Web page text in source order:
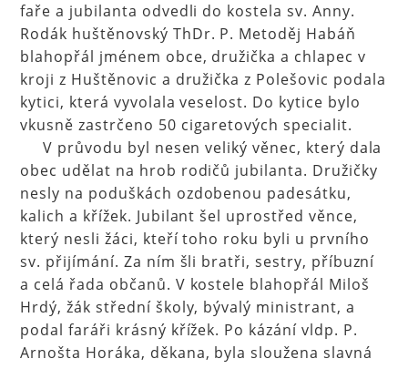
faře a jubilanta odvedli do kostela sv. Anny.
Rodák huštěnovský ThDr. P. Metoděj Habáň
blahopřál jménem obce, družička a chlapec v
kroji z Huštěnovic a družička z Polešovic podala
kytici, která vyvolala veselost. Do kytice bylo
vkusně zastrčeno 50 cigaretových specialit.
V průvodu byl nesen veliký věnec, který dala
obec udělat na hrob rodičů jubilanta. Družičky
nesly na poduškách ozdobenou padesátku,
kalich a křížek. Jubilant šel uprostřed věnce,
který nesli žáci, kteří toho roku byli u prvního
sv. přijímání. Za ním šli bratři, sestry, příbuzní
a celá řada občanů. V kostele blahopřál Miloš
Hrdý, žák střední školy, bývalý ministrant, a
podal faráři krásný křížek. Po kázání vldp. P.
Arnošta Horáka, děkana, byla sloužena slavná